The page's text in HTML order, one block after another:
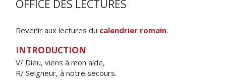
OFFICE DES LECTURES
Revenir aux lectures du calendrier romain.
INTRODUCTION
V/ Dieu, viens à mon aide,
R/ Seigneur, à notre secours.